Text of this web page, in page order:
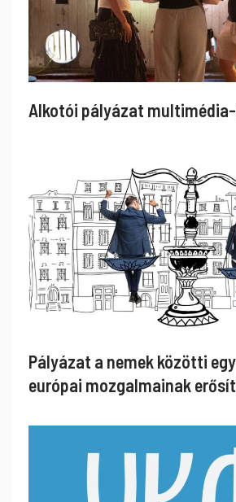
Alkotói pályázat
Pályázat a nemek közötti
európai mozgalmainak